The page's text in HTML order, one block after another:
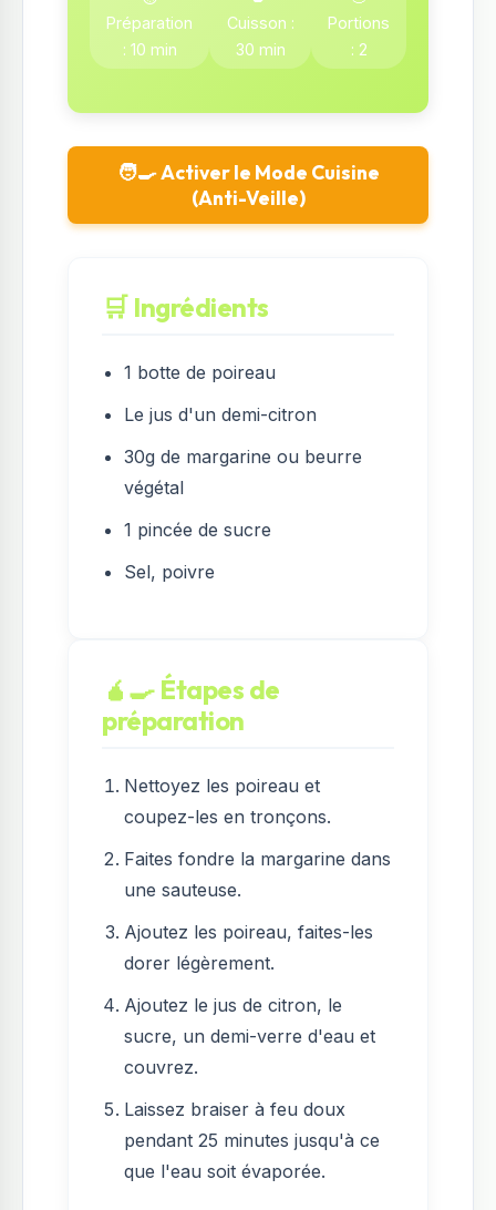
Préparation
: 10 min
Cuisson :
30 min
Portions
: 2
🧑‍🍳 Activer le Mode Cuisine
(Anti-Veille)
🛒 Ingrédients
1 botte de poireau
Le jus d'un demi-citron
30g de margarine ou beurre
végétal
1 pincée de sucre
Sel, poivre
🧉‍🍳 Étapes de
préparation
Nettoyez les poireau et
coupez-les en tronçons.
Faites fondre la margarine dans
une sauteuse.
Ajoutez les poireau, faites-les
dorer légèrement.
Ajoutez le jus de citron, le
sucre, un demi-verre d'eau et
couvrez.
Laissez braiser à feu doux
pendant 25 minutes jusqu'à ce
que l'eau soit évaporée.